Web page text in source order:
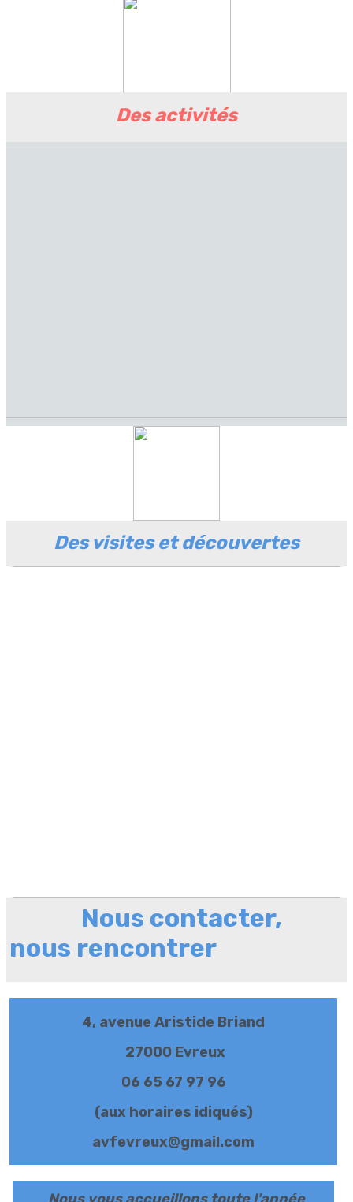
Des activités
Des visites et découvertes
Nous contacter,
nous rencontrer
4, avenue Aristide Briand
27000 Evreux
06 65 67 97 96
(aux horaires idiqués)
avfevreux@gmail.com